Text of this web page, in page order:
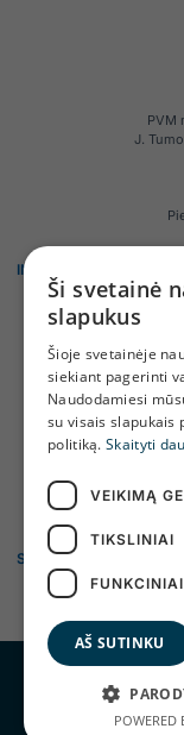
PVM
J.
INFORMACIJA
Veiklos
Teisinė
Tyrimai,
Asmens
apsauga
Projektai
Kontaktai ir
SUSISIEKITE
© 2024 UAB
Ši svetainė
slapukus
Šioje svetainėje
siekiant pagerinti
Naudodamiesi
su visais slapukais
politiką. Skaityti
VEIKIMĄ
TIKSLINIAI
FUNKCINIAI
AŠ SUTINKU
POWERED